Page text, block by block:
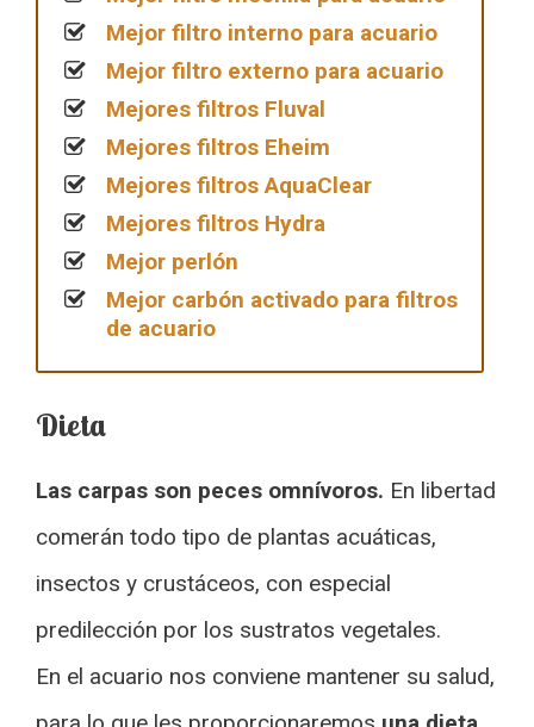
Mejor filtro interno para acuario
Mejor filtro externo para acuario
Mejores filtros Fluval
Mejores filtros Eheim
Mejores filtros AquaClear
Mejores filtros Hydra
Mejor perlón
Mejor carbón activado para filtros
de acuario
Dieta
Las carpas son peces omnívoros. En libertad
comerán todo tipo de plantas acuáticas,
insectos y crustáceos, con especial
predilección por los sustratos vegetales.
En el acuario nos conviene mantener su salud,